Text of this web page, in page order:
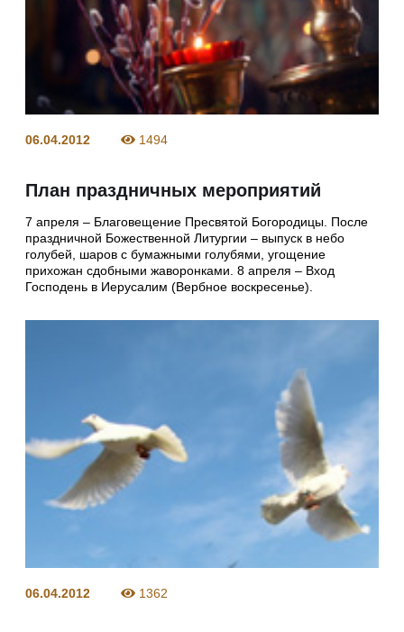
06.04.2012 1494
План праздничных мероприятий
7 апреля – Благовещение Пресвятой Богородицы. После
праздничной Божественной Литургии – выпуск в небо
голубей, шаров с бумажными голубями, угощение
прихожан сдобными жаворонками. 8 апреля – Вход
Господень в Иерусалим (Вербное воскресенье).
06.04.2012 1362